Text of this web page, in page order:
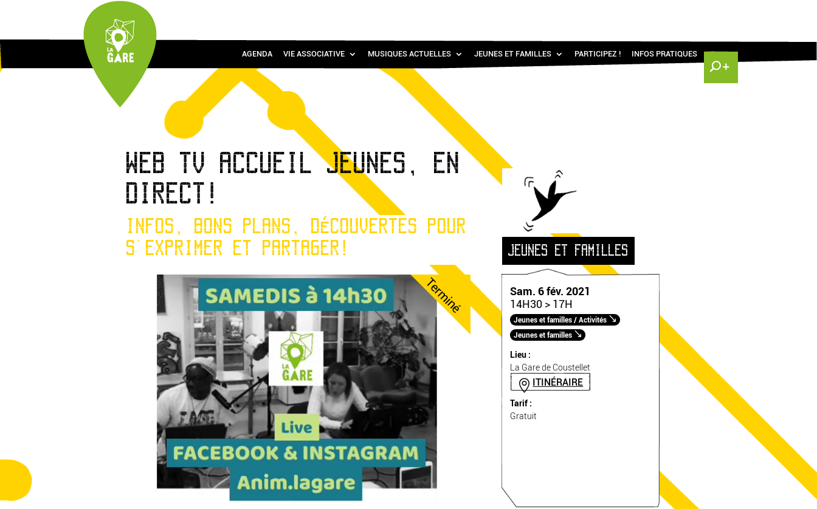
AGENDA VIE ASSOCIATIVE MUSIQUES ACTUELLES JEUNES ET FAMILLES PARTICIPEZ ! INFOS PRATIQUES
WEB TV ACCUEIL JEUNES, EN
DIRECT!
INFOS, BONS PLANS, DÉCOUVERTES POUR
S'EXPRIMER ET PARTAGER!
JEUNES ET FAMILLES
Terminé
Sam. 6 fév. 2021
14H30 > 17H
Jeunes et familles / Activités
Jeunes et familles
Lieu :
La Gare de Coustellet
ITINÉRAIRE
Tarif :
Gratuit